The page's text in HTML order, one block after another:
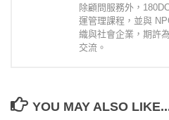
除顧問服務外，
運管理課程，並與
織與社會企業，期許
交流。
YOU MAY ALSO